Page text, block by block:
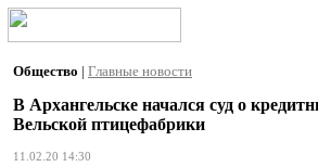
Общество | Главные новости
В Архангельске начался суд о
Вельской птицефабрики
11.02.20 14:30